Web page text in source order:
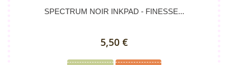
SPECTRUM NOIR INKPAD - FINESSE...
5,50 €